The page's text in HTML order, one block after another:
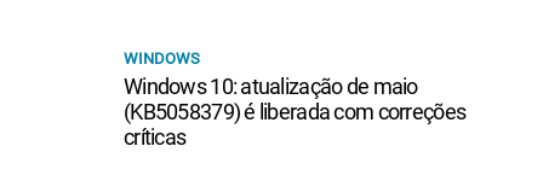
WINDOWS
Windows 10: atualização de maio
(KB5058379) é liberada com correções
críticas